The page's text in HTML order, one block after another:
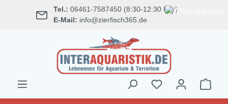
springen Tel.: 06461-7587450 (8:30-12:30 Uhr)
E-Mail: info@zierfisch365.de